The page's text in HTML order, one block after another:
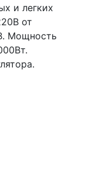
и легких
от
Мощность